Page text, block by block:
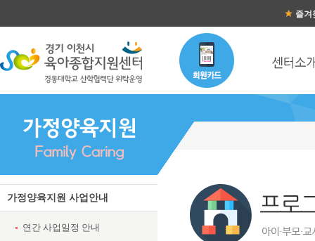
즐겨
가정양육지원 사업안내
연간 사업일정 안내